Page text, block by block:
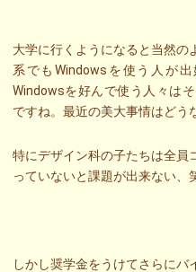
大学に行くようになると当然
系でもWindowsを使う人が
Windowsを好んで使う人々は
ですね。最近の美大事情はどう
特にデザイン科の子たちは全員
っていないと課題が出来ない、
しかし奨学金をうけてさらに